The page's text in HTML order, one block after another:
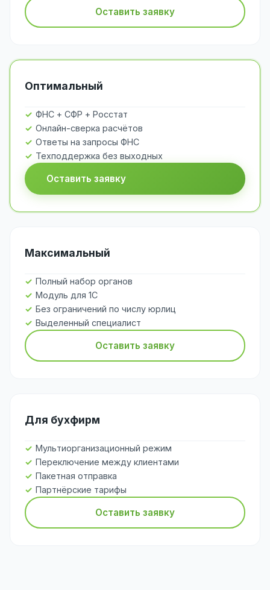
Оставить заявку
Оптимальный
ФНС + СФР + Росстат
Онлайн-сверка расчётов
Ответы на запросы ФНС
Техподдержка без выходных
Оставить заявку
Максимальный
Полный набор органов
Модуль для 1С
Без ограничений по числу юрлиц
Выделенный специалист
Оставить заявку
Для бухфирм
Мультиорганизационный режим
Переключение между клиентами
Пакетная отправка
Партнёрские тарифы
Оставить заявку